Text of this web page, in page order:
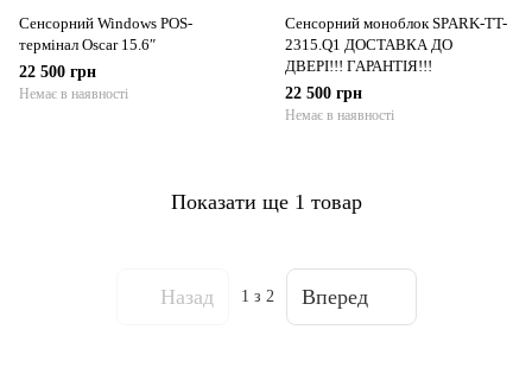
Сенсорний Windows POS-
термінал Oscar 15.6″
22 500 грн
Немає в наявності
Сенсорний моноблок SPARK-TT-
2315.Q1 ДОСТАВКА ДО
ДВЕРІ!!! ГАРАНТІЯ!!!
22 500 грн
Немає в наявності
Показати ще 1 товар
Назад 1 з 2 Вперед